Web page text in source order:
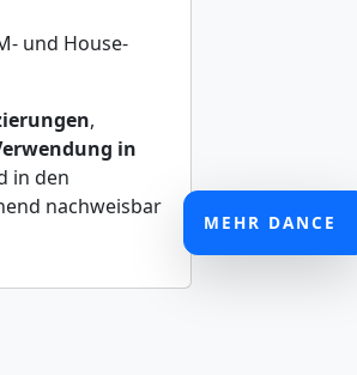
und House-
,
in
in den
nachweisbar
MEHR DANCE